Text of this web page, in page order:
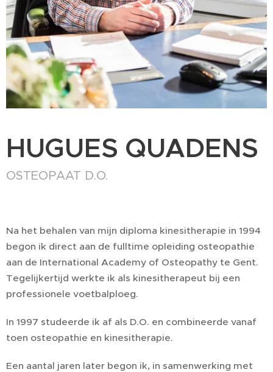
HUGUES QUADENS
OSTEOPAAT D.O.
Na het behalen van mijn diploma kinesitherapie in 1994
begon ik direct aan de fulltime opleiding osteopathie
aan de International Academy of Osteopathy te Gent.
Tegelijkertijd werkte ik als kinesitherapeut bij een
professionele voetbalploeg.
In 1997 studeerde ik af als D.O. en combineerde vanaf
toen osteopathie en kinesitherapie.
Een aantal jaren later begon ik, in samenwerking met